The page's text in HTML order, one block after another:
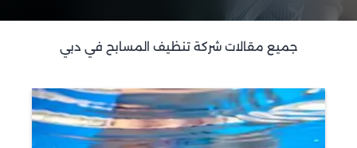
جميع مقالات شركة تنظيف المسابح في دبي